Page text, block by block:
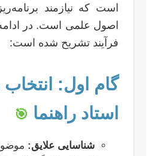
است که نیازمند
اصول علمی است. در
فرآیند تشریح شده است:
گام اول:
استاد راهنما 🎯
شناسایی علایق: